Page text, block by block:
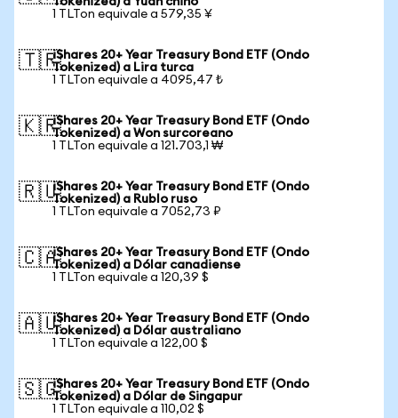
1 TLTon equivale a 579,35 ¥
🇹🇷iShares 20+ Year Treasury Bond ETF (Ondo
Tokenized) a Lira turca
1 TLTon equivale a 4095,47 ₺
🇰🇷iShares 20+ Year Treasury Bond ETF (Ondo
Tokenized) a Won surcoreano
1 TLTon equivale a 121.703,1 ₩
🇷🇺iShares 20+ Year Treasury Bond ETF (Ondo
Tokenized) a Rublo ruso
1 TLTon equivale a 7052,73 ₽
🇨🇦iShares 20+ Year Treasury Bond ETF (Ondo
Tokenized) a Dólar canadiense
1 TLTon equivale a 120,39 $
🇦🇺iShares 20+ Year Treasury Bond ETF (Ondo
Tokenized) a Dólar australiano
1 TLTon equivale a 122,00 $
🇸🇬iShares 20+ Year Treasury Bond ETF (Ondo
Tokenized) a Dólar de Singapur
1 TLTon equivale a 110,02 $